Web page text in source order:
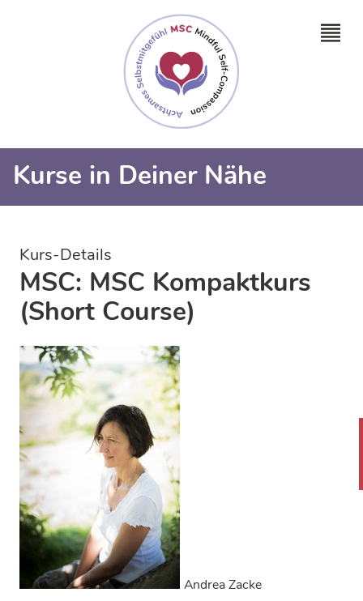
Kurse in Deiner Nähe
Kurs-Details
MSC: MSC Kompaktkurs
(Short Course)
Andrea Zacke